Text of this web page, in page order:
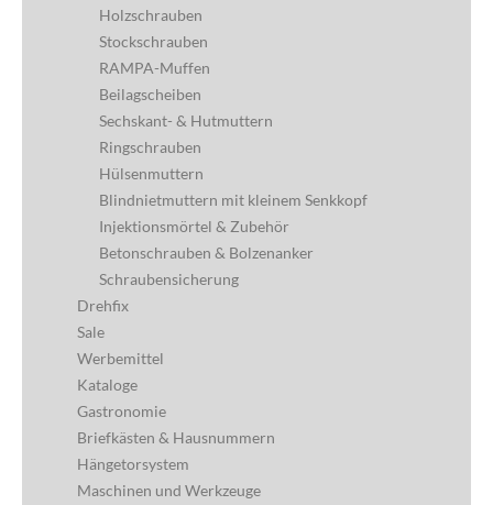
Holzschrauben
Stockschrauben
RAMPA-Muffen
Beilagscheiben
Sechskant- & Hutmuttern
Ringschrauben
Hülsenmuttern
Blindnietmuttern mit kleinem Senkkopf
Injektionsmörtel & Zubehör
Betonschrauben & Bolzenanker
Schraubensicherung
Drehfix
Sale
Werbemittel
Kataloge
Gastronomie
Briefkästen & Hausnummern
Hängetorsystem
Maschinen und Werkzeuge